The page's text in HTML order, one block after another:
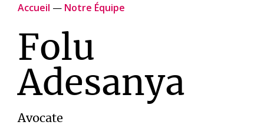
Accueil — Notre Équipe
Folu
Adesanya
Avocate